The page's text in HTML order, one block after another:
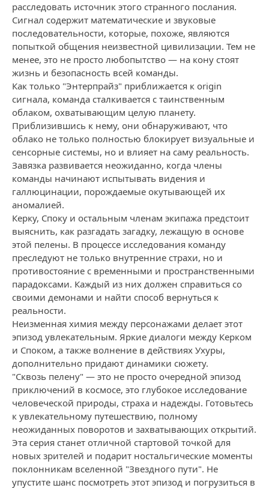
расследовать источник этого странного послания.
Сигнал содержит математические и звуковые
последовательности, которые, похоже, являются
попыткой общения неизвестной цивилизации. Тем не
менее, это не просто любопытство — на кону стоят
жизнь и безопасность всей команды.
Как только "Энтерпрайз" приближается к origin
сигнала, команда сталкивается с таинственным
облаком, охватывающим целую планету.
Приблизившись к нему, они обнаруживают, что
облако не только полностью блокирует визуальные и
сенсорные системы, но и влияет на саму реальность.
Завязка развивается неожиданно, когда члены
команды начинают испытывать видения и
галлюцинации, порождаемые окутывающей их
аномалией.
Керку, Споку и остальным членам экипажа предстоит
выяснить, как разгадать загадку, лежащую в основе
этой пелены. В процессе исследования команду
преследуют не только внутренние страхи, но и
противостояние с временными и пространственными
парадоксами. Каждый из них должен справиться со
своими демонами и найти способ вернуться к
реальности.
Неизменная химия между персонажами делает этот
эпизод увлекательным. Яркие диалоги между Керком
и Споком, а также волнение в действиях Ухуры,
дополнительно придают динамики сюжету.
"Сквозь пелену" — это не просто очередной эпизод
приключений в космосе, это глубокое исследование
человеческой природы, страха и надежды. Готовьтесь
к увлекательному путешествию, полному
неожиданных поворотов и захватывающих открытий.
Эта серия станет отличной стартовой точкой для
новых зрителей и подарит ностальгические моменты
поклонникам вселенной "Звездного пути". Не
упустите шанс посмотреть этот эпизод и погрузиться в